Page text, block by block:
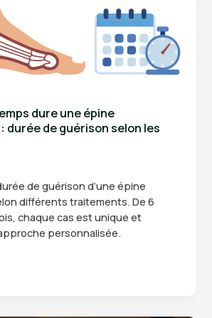
dure une épine
durée de guérison selon les
de guérison d’une épine
différents traitements. De 6
chaque cas est unique et
personnalisée.